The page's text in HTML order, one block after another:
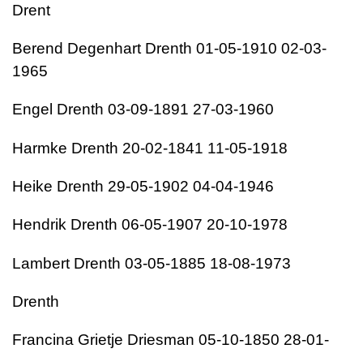
Drent
Berend Degenhart Drenth 01-05-1910 02-03-
1965
Engel Drenth 03-09-1891 27-03-1960
Harmke Drenth 20-02-1841 11-05-1918
Heike Drenth 29-05-1902 04-04-1946
Hendrik Drenth 06-05-1907 20-10-1978
Lambert Drenth 03-05-1885 18-08-1973
Drenth
Francina Grietje Driesman 05-10-1850 28-01-